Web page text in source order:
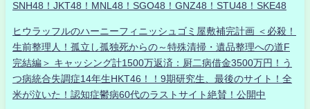
SNH48！JKT48！MNL48！SGO48！GNZ48！STU48！SKE48
ヒウラッフルのハーニーフィニッシュゴミ屋敷補完計画 ＜必殺！
生前整理人！孤立し孤独死からの～特殊清掃・遺品整理への道F
完結編＞ キャッシング計1500万返済：厨二病借金3500万円！う
つ病統合失調症14年生HKT46！！9期研究生、最後のサイト！全
米が泣いた！認知症鬱病60代のラストサイト絶賛！公開中